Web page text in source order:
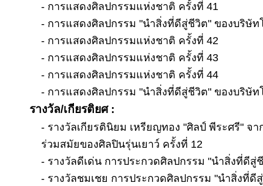
- การแสดงศิลปกรรมแห่งชาติ ครั้งที่ 41
- การแสดงศิลปกรรม "นำสิ่งที่ดีสู่ชีวิต" ของบริษัท
- การแสดงศิลปกรรมแห่งชาติ ครั้งที่ 42
- การแสดงศิลปกรรมแห่งชาติ ครั้งที่ 43
- การแสดงศิลปกรรมแห่งชาติ ครั้งที่ 44
- การแสดงศิลปกรรม "นำสิ่งที่ดีสู่ชีวิต" ของบริษัท
รางวัล/เกียรติยศ :
- รางวัลเกียรตินิยม เหรียญทอง "ศิลป์ พีระศรี" จ
ร่วมสมัยของศิลปินรุ่นเยาว์ ครั้งที่ 12
- รางวัลดีเด่น การประกวดศิลปกรรม "นำสิ่งที่ดี
- รางวัลชมเชย การประกวดศิลปกรรม "นำสิ่งที่